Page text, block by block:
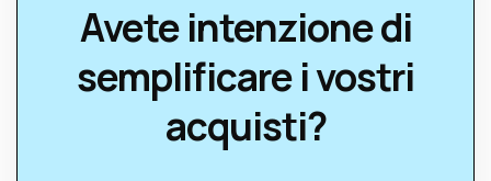
Avete intenzione di
semplificare i vostri
acquisti?